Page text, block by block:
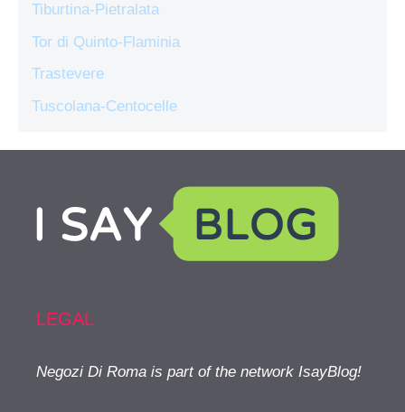
Tiburtina-Pietralata
Tor di Quinto-Flaminia
Trastevere
Tuscolana-Centocelle
LEGAL
Negozi Di Roma is part of the network IsayBlog!